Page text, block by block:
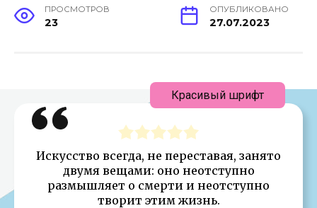
ПРОСМОТРОВ
23
ОПУБЛИКОВАНО
27.07.2023
Искусство всегда, не переставая, занято
двумя вещами: оно неотступно
размышляет о смерти и неотступно
творит этим жизнь.
Красивый шрифт